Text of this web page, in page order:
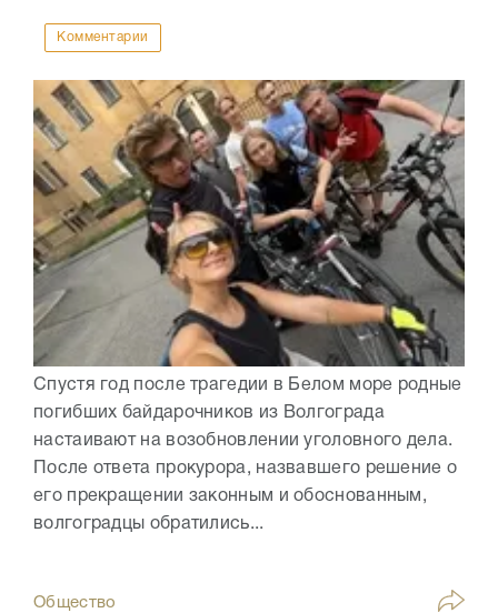
Комментарии
Спустя год после трагедии в Белом море родные
погибших байдарочников из Волгограда
настаивают на возобновлении уголовного дела.
После ответа прокурора, назвавшего решение о
его прекращении законным и обоснованным,
волгоградцы обратились...
Общество